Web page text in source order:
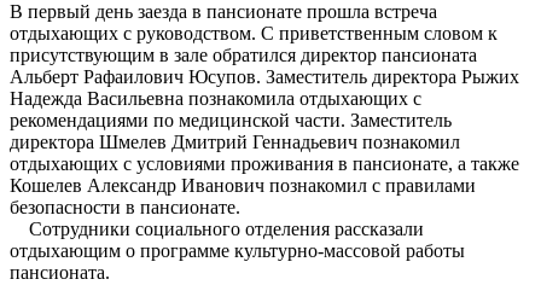
В первый день заезда в пансионате прошла встреча
отдыхающих с руководством. С приветственным словом к
присутствующим в зале обратился директор пансионата
Альберт Рафаилович Юсупов. Заместитель директора Рыжих
Надежда Васильевна познакомила отдыхающих с
рекомендациями по медицинской части. Заместитель
директора Шмелев Дмитрий Геннадьевич познакомил
отдыхающих с условиями проживания в пансионате, а также
Кошелев Александр Иванович познакомил с правилами
безопасности в пансионате.
Сотрудники социального отделения рассказали
отдыхающим о программе культурно-массовой работы
пансионата.